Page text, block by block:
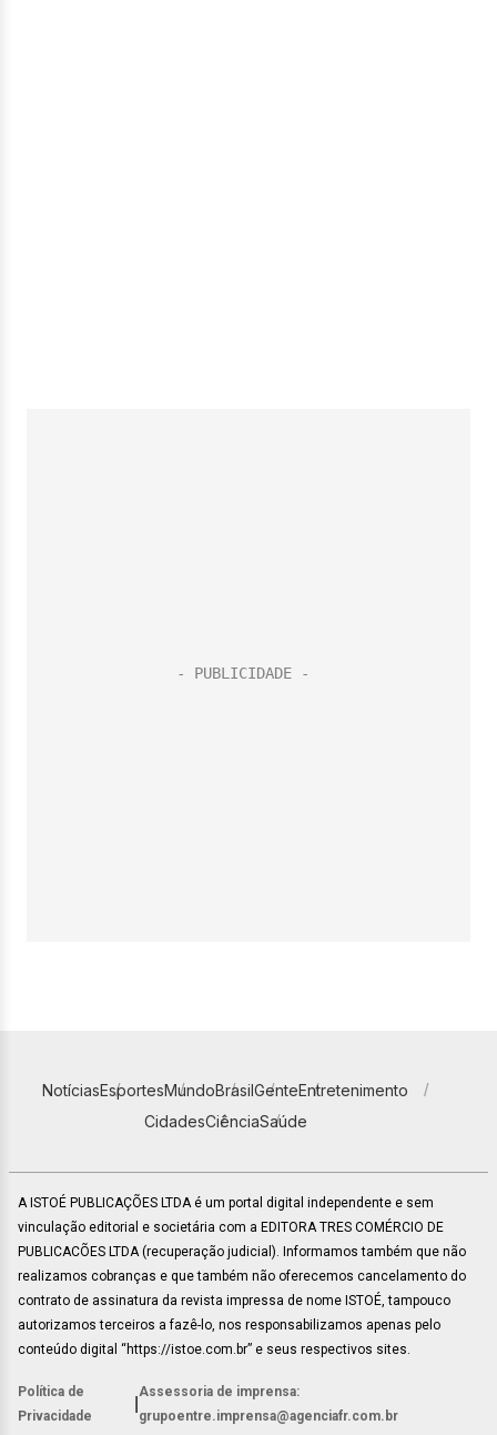
NotíciasEsportesMundoBrasilGenteEntretenimento
CidadesCiênciaSaúde
A ISTOÉ PUBLICAÇÕES LTDA é um portal digital independente e sem
vinculação editorial e societária com a EDITORA TRES COMÉRCIO DE
PUBLICACÕES LTDA (recuperação judicial). Informamos também que não
realizamos cobranças e que também não oferecemos cancelamento do
contrato de assinatura da revista impressa de nome ISTOÉ, tampouco
autorizamos terceiros a fazê-lo, nos responsabilizamos apenas pelo
conteúdo digital “https://istoe.com.br” e seus respectivos sites.
Política de
Privacidade
Assessoria de imprensa:
grupoentre.imprensa@agenciafr.com.br